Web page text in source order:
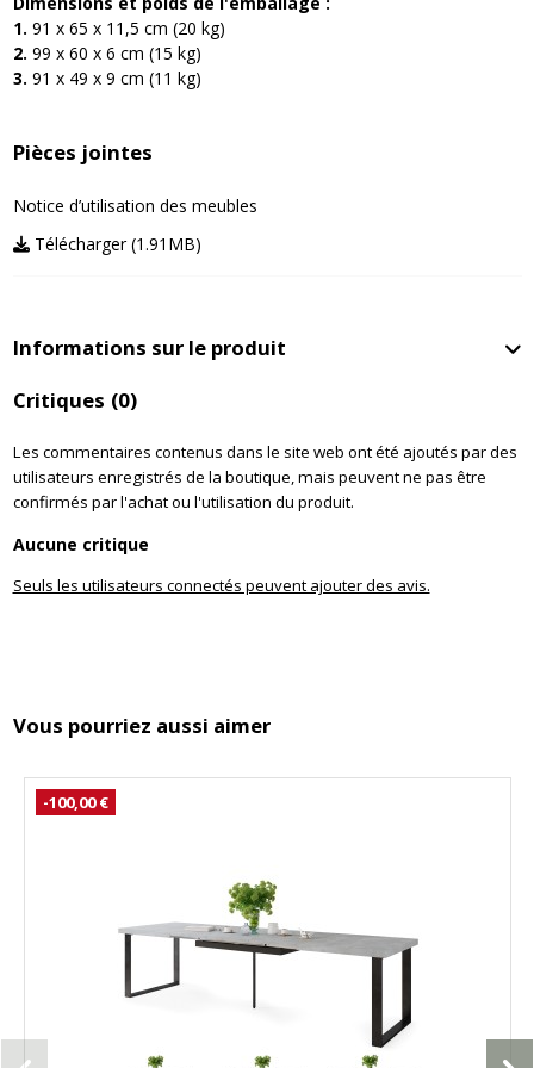
1. 91 x 65 x 11,5 cm (20 kg)
2. 99 x 60 x 6 cm (15 kg)
3. 91 x 49 x 9 cm (11 kg)
Pièces jointes
Notice d’utilisation des meubles
Télécharger (1.91MB)
Informations sur le produit
Critiques (0)
Les commentaires contenus dans le site web ont été ajoutés par des
utilisateurs enregistrés de la boutique, mais peuvent ne pas être
confirmés par l'achat ou l'utilisation du produit.
Aucune critique
Seuls les utilisateurs connectés peuvent ajouter des avis.
Vous pourriez aussi aimer
-100,00 €